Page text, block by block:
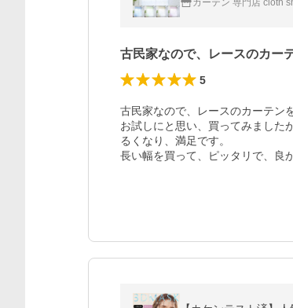
カーテン 専門店 cloth
古民家なので、レースのカー
5
古民家なので、レースのカーテン
お試しにと思い、買ってみました
るくなり、満足です。
長い幅を買って、ピッタリで、良